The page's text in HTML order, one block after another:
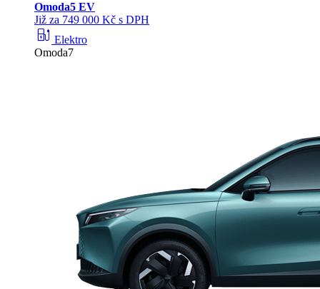
Omoda5 EV
Již za 749 000 Kč s DPH
ev_station Elektro
Omoda7